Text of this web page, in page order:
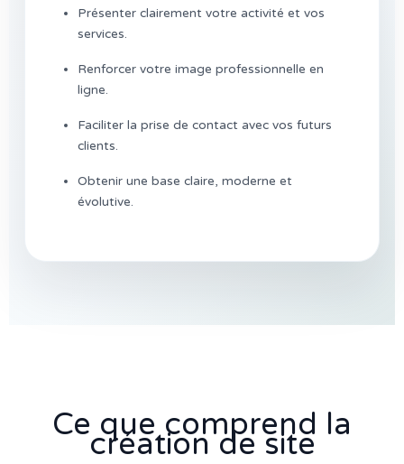
Présenter clairement votre activité et vos
services.
Renforcer votre image professionnelle en
ligne.
Faciliter la prise de contact avec vos futurs
clients.
Obtenir une base claire, moderne et
évolutive.
Ce que comprend la
création de site